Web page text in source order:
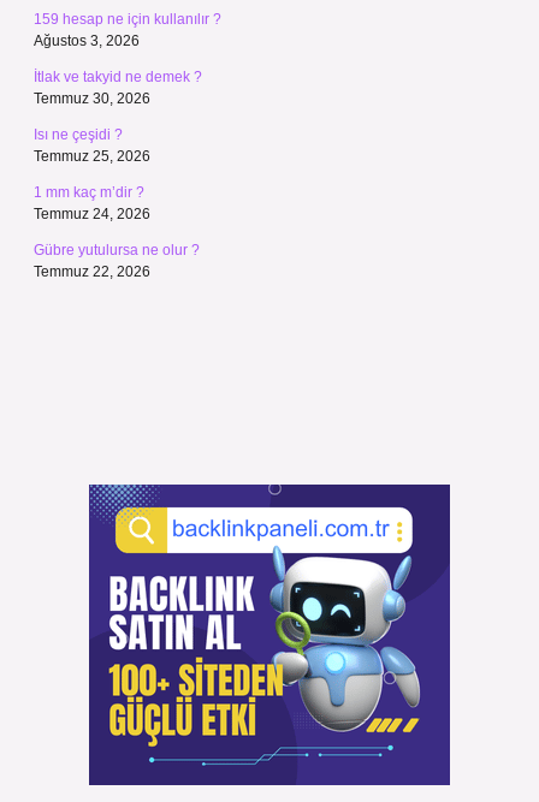
159 hesap ne için kullanılır ?
Ağustos 3, 2026
İtlak ve takyid ne demek ?
Temmuz 30, 2026
Isı ne çeşidi ?
Temmuz 25, 2026
1 mm kaç m’dir ?
Temmuz 24, 2026
Gübre yutulursa ne olur ?
Temmuz 22, 2026